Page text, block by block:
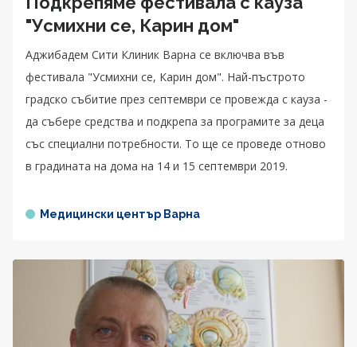
"Усмихни се, Карин дом"
Аджибадем Сити Клиник Варна се включва във
фестивала "Усмихни се, Карин дом". Най-пъстрото
градско събитие през септември се провежда с кауза -
да събере средства и подкрепа за програмите за деца
със специални потребности. То ще се проведе отново
в градината на дома на 14 и 15 септември 2019.
Медицински център Варна